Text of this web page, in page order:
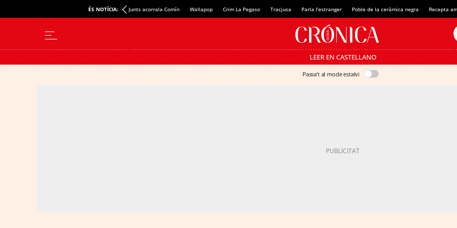
ÉS NOTÍCIA: Junts acorrala Comín Wallapop Crim La Pegaso Tracjusa Parla l'estranger Poble de la ceràmica negra Recepta
LEER EN CASTELLANO
Passa’t al mode estalvi